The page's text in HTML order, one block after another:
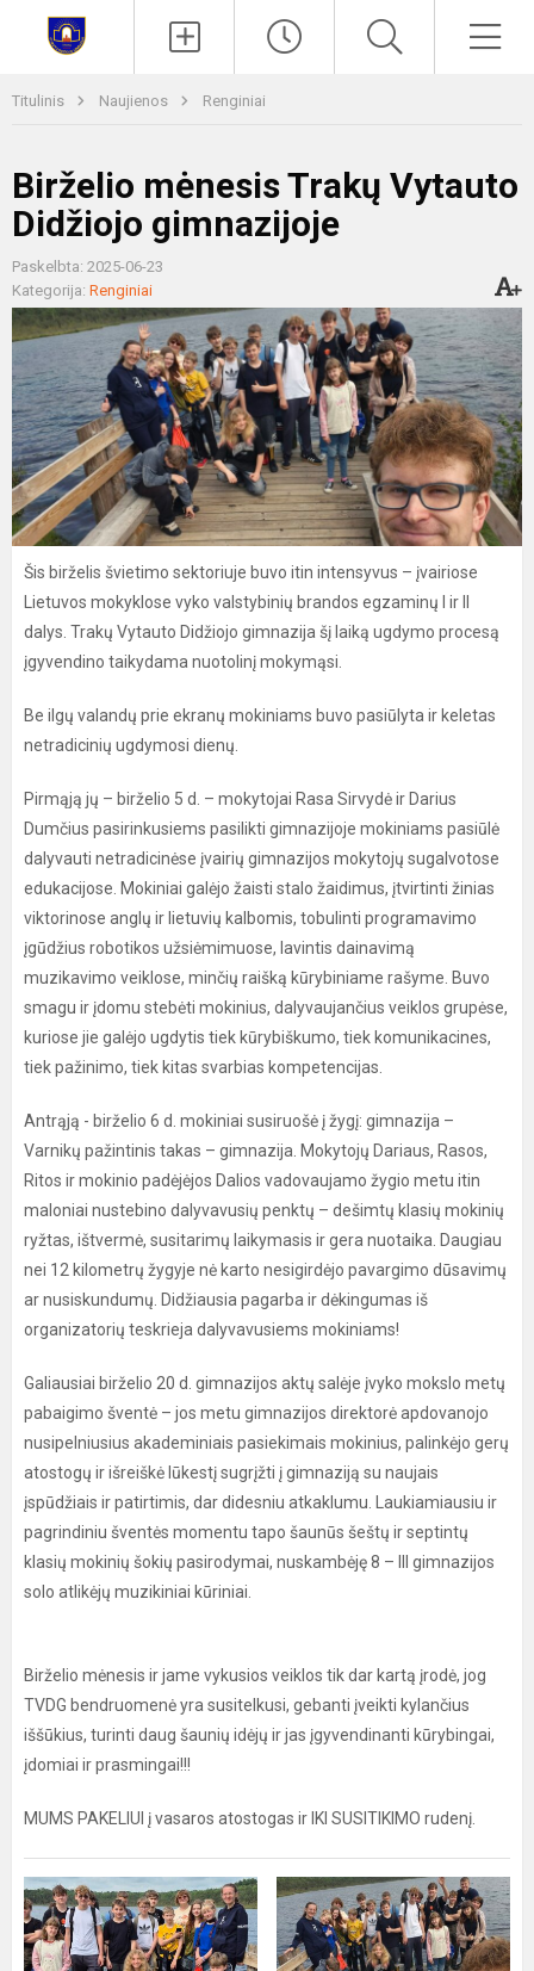
Titulinis Naujienos Renginiai
Birželio mėnesis Trakų Vytauto
Didžiojo gimnazijoje
Paskelbta: 2025-06-23
Kategorija: Renginiai
Šis birželis švietimo sektoriuje buvo itin intensyvus – įvairiose
Lietuvos mokyklose vyko valstybinių brandos egzaminų I ir II
dalys. Trakų Vytauto Didžiojo gimnazija šį laiką ugdymo procesą
įgyvendino taikydama nuotolinį mokymąsi.
Be ilgų valandų prie ekranų mokiniams buvo pasiūlyta ir keletas
netradicinių ugdymosi dienų.
Pirmąją jų – birželio 5 d. – mokytojai Rasa Sirvydė ir Darius
Dumčius pasirinkusiems pasilikti gimnazijoje mokiniams pasiūlė
dalyvauti netradicinėse įvairių gimnazijos mokytojų sugalvotose
edukacijose. Mokiniai galėjo žaisti stalo žaidimus, įtvirtinti žinias
viktorinose anglų ir lietuvių kalbomis, tobulinti programavimo
įgūdžius robotikos užsiėmimuose, lavintis dainavimą
muzikavimo veiklose, minčių raišką kūrybiniame rašyme. Buvo
smagu ir įdomu stebėti mokinius, dalyvaujančius veiklos grupėse,
kuriose jie galėjo ugdytis tiek kūrybiškumo, tiek komunikacines,
tiek pažinimo, tiek kitas svarbias kompetencijas.
Antrąją - birželio 6 d. mokiniai susiruošė į žygį: gimnazija –
Varnikų pažintinis takas – gimnazija. Mokytojų Dariaus, Rasos,
Ritos ir mokinio padėjėjos Dalios vadovaujamo žygio metu itin
maloniai nustebino dalyvavusių penktų – dešimtų klasių mokinių
ryžtas, ištvermė, susitarimų laikymasis ir gera nuotaika. Daugiau
nei 12 kilometrų žygyje nė karto nesigirdėjo pavargimo dūsavimų
ar nusiskundumų. Didžiausia pagarba ir dėkingumas iš
organizatorių teskrieja dalyvavusiems mokiniams!
Galiausiai birželio 20 d. gimnazijos aktų salėje įvyko mokslo metų
pabaigimo šventė – jos metu gimnazijos direktorė apdovanojo
nusipelniusius akademiniais pasiekimais mokinius, palinkėjo gerų
atostogų ir išreiškė lūkestį sugrįžti į gimnaziją su naujais
įspūdžiais ir patirtimis, dar didesniu atkaklumu. Laukiamiausiu ir
pagrindiniu šventės momentu tapo šaunūs šeštų ir septintų
klasių mokinių šokių pasirodymai, nuskambėję 8 – III gimnazijos
solo atlikėjų muzikiniai kūriniai.
Birželio mėnesis ir jame vykusios veiklos tik dar kartą įrodė, jog
TVDG bendruomenė yra susitelkusi, gebanti įveikti kylančius
iššūkius, turinti daug šaunių idėjų ir jas įgyvendinanti kūrybingai,
įdomiai ir prasmingai!!!
MUMS PAKELIUI į vasaros atostogas ir IKI SUSITIKIMO rudenį.